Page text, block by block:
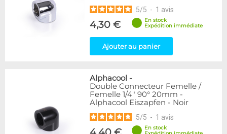
5/5 - 1 avis
4,30 €
En stock
Expédition immédiate
Ajouter au panier
Alphacool -
Double Connecteur Femelle /
Femelle 1/4" 90° 20mm -
Alphacool Eiszapfen - Noir
5/5 - 1 avis
En stock